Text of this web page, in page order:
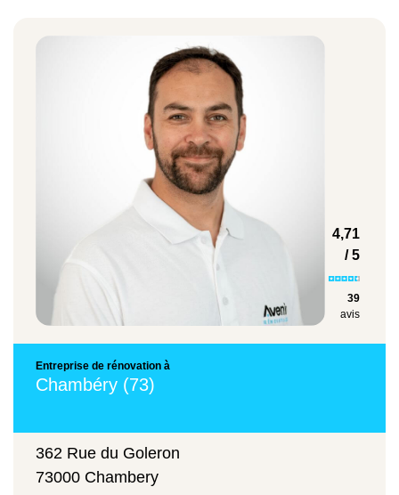
l'éco-prêt à taux zéro,
la TVA à taux réduit,
les aides de l'ANAH ou encore les aides de la
collectivité locale.
À savoir, notre entreprise est RGE et vous
accompagne dans l’obtention des aides.
4,71
/ 5
39
avis
Entreprise de rénovation à
Chambéry (73)
362 Rue du Goleron
73000 Chambery